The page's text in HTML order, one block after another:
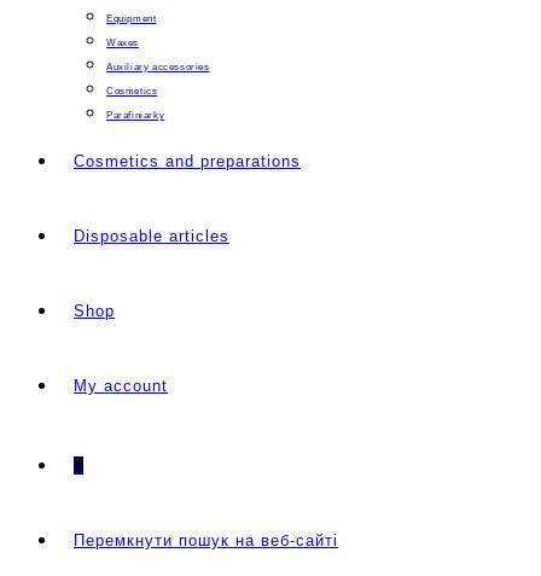
Equipment
Waxes
Auxiliary accessories
Cosmetics
Parafiniarky
Cosmetics and preparations
Disposable articles
Shop
My account
0
Перемкнути пошук на веб-сайті